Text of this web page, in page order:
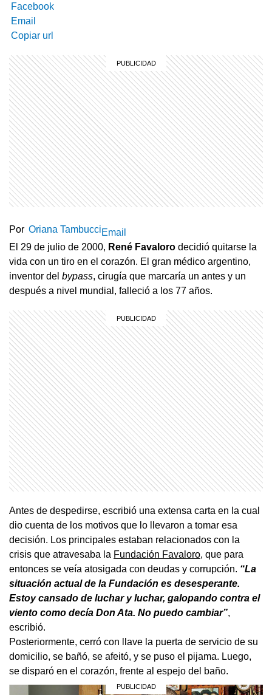
Facebook
Email
Copiar url
Por Oriana TambucciEmail
El 29 de julio de 2000, René Favaloro decidió quitarse la
vida con un tiro en el corazón. El gran médico argentino,
inventor del bypass, cirugía que marcaría un antes y un
después a nivel mundial, falleció a los 77 años.
Antes de despedirse, escribió una extensa carta en la cual
dio cuenta de los motivos que lo llevaron a tomar esa
decisión. Los principales estaban relacionados con la
crisis que atravesaba la Fundación Favaloro, que para
entonces se veía atosigada con deudas y corrupción. “La
situación actual de la Fundación es desesperante.
Estoy cansado de luchar y luchar, galopando contra el
viento como decía Don Ata. No puedo cambiar”,
escribió.
Posteriormente, cerró con llave la puerta de servicio de su
domicilio, se bañó, se afeitó, y se puso el pijama. Luego,
se disparó en el corazón, frente al espejo del baño.